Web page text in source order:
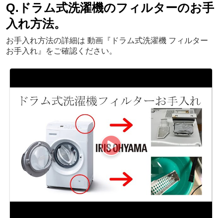
Q.ドラム式洗濯機のフィルターのお手
入れ方法。
お手入れ方法の詳細は 動画『ドラム式洗濯機 フィルター
お手入れ』をご確認ください。